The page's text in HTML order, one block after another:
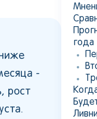
-
рост
года